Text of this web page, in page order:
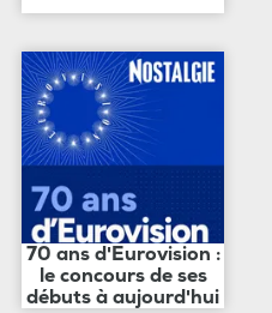
70 ans d'Eurovision :
le concours de ses
débuts à aujourd'hui